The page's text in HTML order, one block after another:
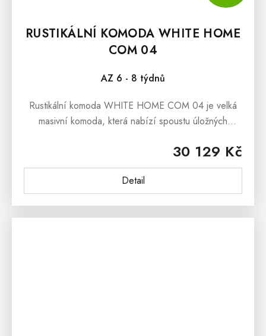
RUSTIKÁLNÍ KOMODA WHITE HOME
COM 04
AZ 6 - 8 týdnů
30 129 Kč
Detail
Rustikální komoda WHITE HOME COM 04 je velká
masivní komoda, která nabízí spoustu úložných
kanceláře či může výborně...